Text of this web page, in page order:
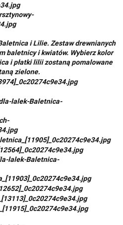
i Lilie. Zestaw drewnianych
baletnicy i kwiatów. Wybierz kolor
i płatki lilii zostaną pomalowane
zielone.